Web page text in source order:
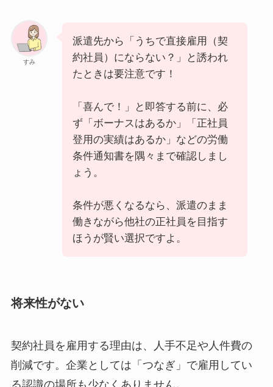
すみ
派遣先から「うちで直接雇用（契
約社員）にならない？」と誘われ
たときは要注意です！
「喜んで！」と即答する前に、必
ず「ボーナスはあるか」「正社員
登用の実績はあるか」などの労働
条件通知書を隅々まで確認しまし
ょう。
条件が悪くなるなら、派遣のまま
働きながら他社の正社員を目指す
ほうが賢い選択ですよ。
将来性がない
契約社員を雇用する理由は、人手不足や人件費の
削減です。企業としては「つなぎ」で雇用してい
る認識の場所も少なくありません。